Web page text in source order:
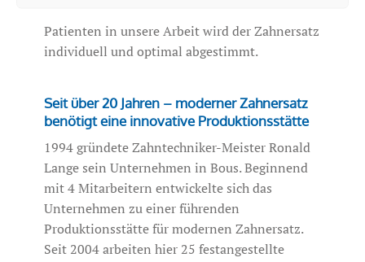
Patienten in unsere Arbeit wird der Zahnersatz
individuell und optimal abgestimmt.
Seit über 20 Jahren – moderner Zahnersatz
benötigt eine innovative Produktionsstätte
1994 gründete Zahntechniker-Meister Ronald
Lange sein Unternehmen in Bous. Beginnend
mit 4 Mitarbeitern entwickelte sich das
Unternehmen zu einer führenden
Produktionsstätte für modernen Zahnersatz.
Seit 2004 arbeiten hier 25 festangestellte